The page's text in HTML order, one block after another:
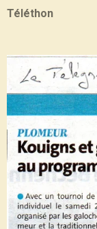
Téléthon